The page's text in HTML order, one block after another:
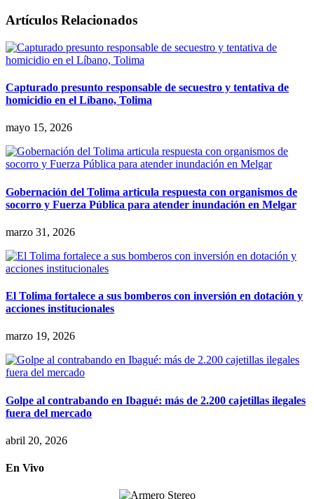
Artículos Relacionados
Capturado presunto responsable de secuestro y tentativa de
homicidio en el Líbano, Tolima
mayo 15, 2026
Gobernación del Tolima articula respuesta con organismos de
socorro y Fuerza Pública para atender inundación en Melgar
marzo 31, 2026
El Tolima fortalece a sus bomberos con inversión en dotación y
acciones institucionales
marzo 19, 2026
Golpe al contrabando en Ibagué: más de 2.200 cajetillas ilegales
fuera del mercado
abril 20, 2026
En Vivo